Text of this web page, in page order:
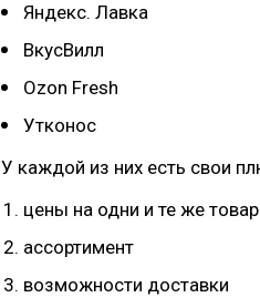
Яндекс. Лавка
ВкусВилл
Ozon Fresh
Утконос
У каждой из них есть свои
цены на одни и те же
ассортимент
возможности доставки